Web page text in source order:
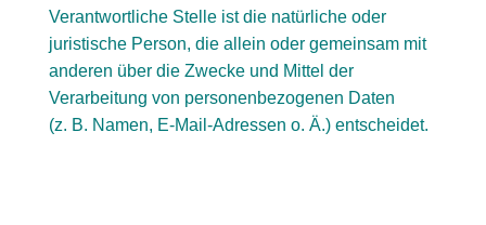
Verantwortliche Stelle ist die natürliche oder
juristische Person, die allein oder gemeinsam mit
anderen über die Zwecke und Mittel der
Verarbeitung von personenbezogenen Daten
(z. B. Namen, E-Mail-Adressen o. Ä.) entscheidet.